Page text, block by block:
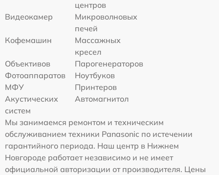
центров
Видеокамер
Микроволновых
печей
Кофемашин
Массажных
кресел
Объективов
Парогенераторов
Фотоаппаратов
Ноутбуков
МФУ
Принтеров
Акустических
систем
Автомагнитол
Мы занимаемся ремонтом и техническим
обслуживанием техники Panasonic по истечении
гарантийного периода. Наш центр в Нижнем
Новгороде работает независимо и не имеет
официальной авторизации от производителя. Цены